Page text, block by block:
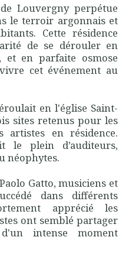
Louvergny perpétue
le terroir argonnais et
Cette résidence
de se dérouler en
et en parfaite osmose
cet événement au
en l'église Saint-
sites retenus pour les
artistes en résidence.
le plein d’auditeurs,
néophytes.
Gatto, musiciens et
dans différents
apprécié les
ont semblé partager
intense moment